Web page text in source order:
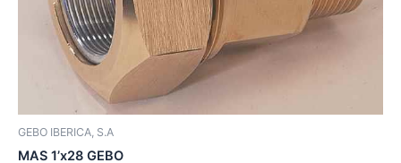
GEBO IBERICA, S.A
MAS 1’x28 GEBO